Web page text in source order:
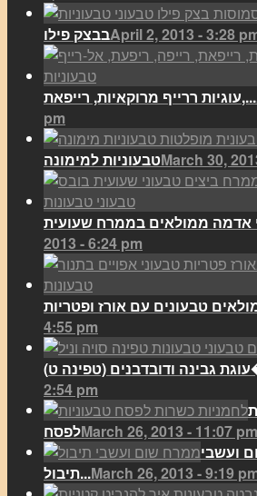
בבצק פילוApril 2, 2013 - 3:28
עוגיות ררייף מרוקאיות, רייפאת,...
pm
טבעוניות למימונהMarch 30,
2013 - 6:24 pm
4:55 pm
ט�...
2:54 pm
לפסחMarch 26, 2013 - 11:07 pm
ועשבי
תיבול...March 26, 2013 - 9:19